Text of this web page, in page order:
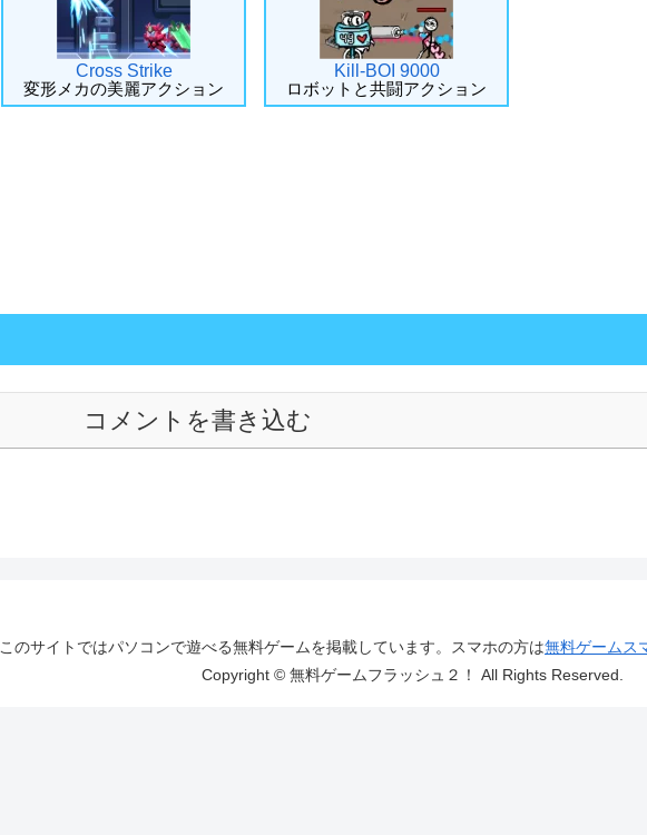
Cross Strike
変形メカの美麗アクション
Kill-BOI 9000
ロボットと共闘アクション
コメントを書き込む
このサイトではパソコンで遊べる無料ゲームを掲載しています。スマホの方は無料ゲームス
Copyright © 無料ゲームフラッシュ２！ All Rights Reserved.